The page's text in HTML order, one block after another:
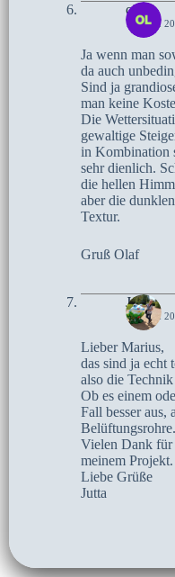
olaf
15. MAI
Ja wenn man
da auch
Sind ja
man keine
Die
gewaltige
in Kombination
sehr dienlich.
die hellen
aber die
Textur.
Gruß Olaf
Jutta
14. MAI
Lieber Marius,
das sind ja echt
also die
Ob es einem
Fall besser aus,
Belüftungsrohre.
Vielen Dank für
meinem Projekt.
Liebe Grüße
Jutta